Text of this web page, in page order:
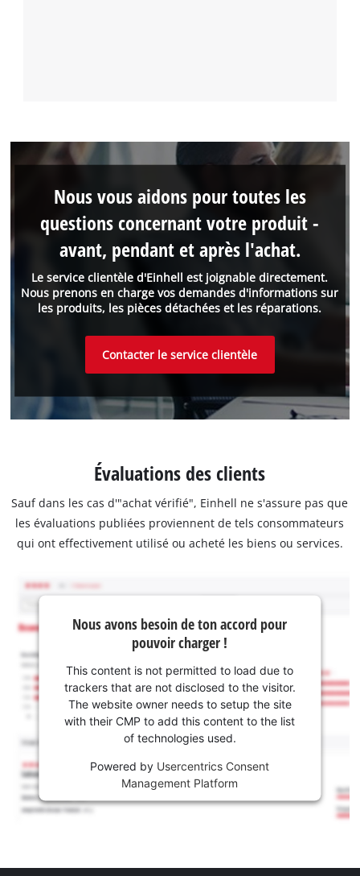
Le service clientèle d'Einhell est joignable directement.
Nous prenons en charge vos demandes d'informations sur
les produits, les pièces détachées et les réparations.
Nous vous aidons pour toutes les
questions concernant votre produit -
avant, pendant et après l'achat.
Contacter le service clientèle
Évaluations des clients
Sauf dans les cas d'"achat vérifié", Einhell ne s'assure pas que
les évaluations publiées proviennent de tels consommateurs
qui ont effectivement utilisé ou acheté les biens ou services.
Nous avons besoin de ton accord pour
pouvoir charger !
This content is not permitted to load due to
trackers that are not disclosed to the visitor.
The website owner needs to setup the site
with their CMP to add this content to the list
of technologies used.
Powered by Usercentrics Consent
Management Platform